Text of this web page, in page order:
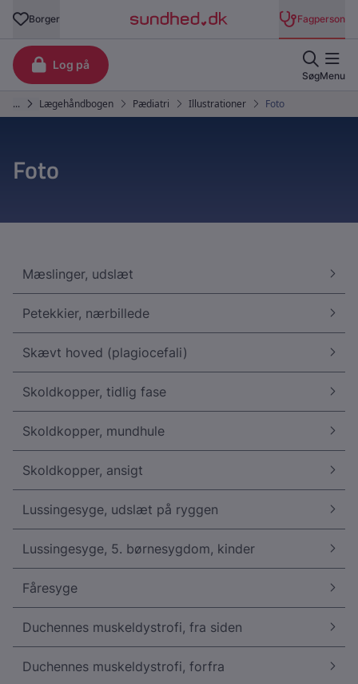
Foto
Mæslinger, udslæt
Petekkier, nærbillede
Skævt hoved (plagiocefali)
Skoldkopper, tidlig fase
Skoldkopper, mundhule
Skoldkopper, ansigt
Lussingesyge, udslæt på ryggen
Lussingesyge, 5. børnesygdom, kinder
Fåresyge
Duchennes muskeldystrofi, fra siden
Duchennes muskeldystrofi, forfra